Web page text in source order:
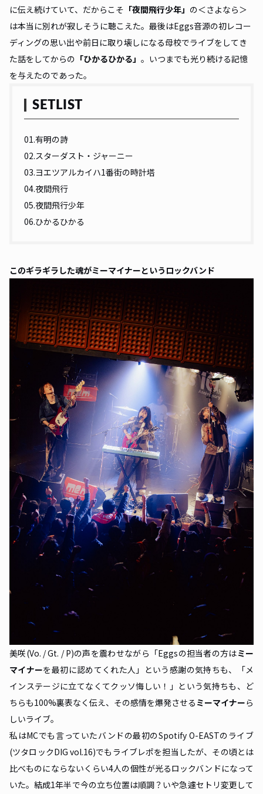
に伝え続けていて、だからこそ 「夜間飛行少年」 の＜さよなら＞
は本当に別れが寂しそうに聴こえた。最後はEggs音源の初レコー
ディングの思い出や前日に取り壊しになる母校でライブをしてき
た話をしてからの 「ひかるひかる」 。いつまでも光り続ける記憶
を与えたのであった。
SETLIST
01.有明の詩
02.スターダスト・ジャーニー
03.ヨエツアルカイハ1番街の時計塔
04.夜間飛行
05.夜間飛行少年
06.ひかるひかる
このギラギラした魂がミーマイナーというロックバンド
美咲(Vo. / Gt. / P)の声を震わせながら「Eggsの担当者の方はミー
マイナーを最初に認めてくれた人」という感謝の気持ちも、「メ
インステージに立てなくてクッソ悔しい！」という気持ちも、ど
ちらも100%裏表なく伝え、その感情を爆発させる ミーマイナーら
しいライブ。
私はMCでも言っていたバンドの最初のSpotify O-EASTのライブ
(ツタロックDIG vol.16)でもライブレポを担当したが、その頃とは
比べものにならないくらい4人の個性が光るロックバンドになって
いた。結成1年半で今の立ち位置は順調？いや急遽セトリ変更して